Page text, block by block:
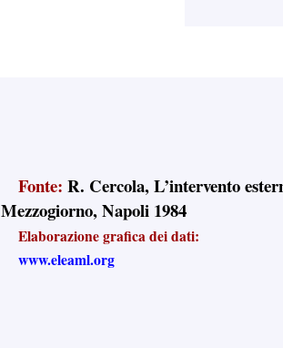
Fonte: R. Cercola, L’intervento
Mezzogiorno, Napoli 1984
Elaborazione grafica dei dati:
www.eleaml.org